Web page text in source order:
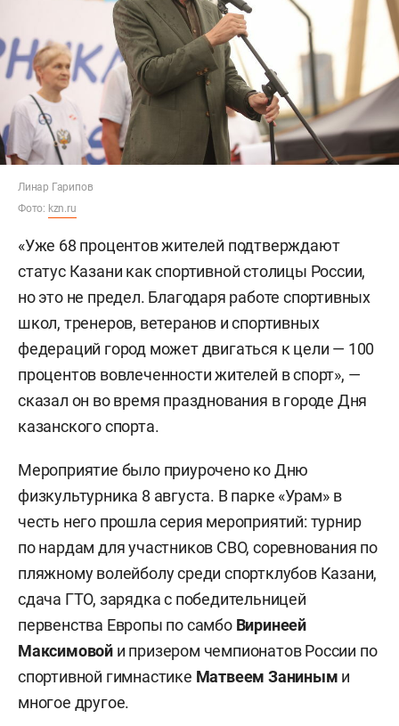
Линар Гарипов
Фото: kzn.ru
«Уже 68 процентов жителей подтверждают
статус Казани как спортивной столицы России,
но это не предел. Благодаря работе спортивных
школ, тренеров, ветеранов и спортивных
федераций город может двигаться к цели — 100
процентов вовлеченности жителей в спорт», —
сказал он во время празднования в городе Дня
казанского спорта.
Мероприятие было приурочено ко Дню
физкультурника 8 августа. В парке «Урам» в
честь него прошла серия мероприятий: турнир
по нардам для участников СВО, соревнования по
пляжному волейболу среди спортклубов Казани,
сдача ГТО, зарядка с победительницей
первенства Европы по самбо Виринеей
Максимовой и призером чемпионатов России по
спортивной гимнастике Матвеем Заниным и
многое другое.